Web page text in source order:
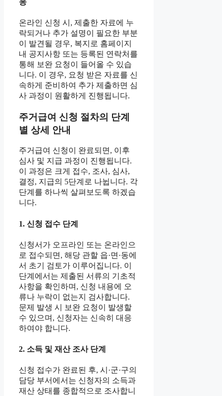
온라인 신청 시, 제출한 자료에 누
락되거나 추가 설명이 필요한 부분
이 발견될 경우, 복지로 홈페이지
내 공지사항 또는 등록된 연락처를
통해 보완 요청이 들어올 수 있습
니다. 이 경우, 요청 받은 자료를 신
속하게 준비하여 추가 제출하면 심
사 과정이 원활하게 진행됩니다.
주거급여 신청 절차의 단계
별 상세 안내
주거급여 신청이 완료되면, 이후
심사 및 지급 과정이 진행됩니다.
이 과정은 크게 접수, 조사, 심사,
결정, 지급의 5단계로 나뉩니다. 각
단계를 하나씩 살펴보도록 하겠습
니다.
1. 신청 접수 단계
신청서가 오프라인 또는 온라인으
로 접수되면, 해당 관할 읍·면·동에
서 초기 검토가 이루어집니다. 이
단계에서는 제출된 서류의 기초적
사항을 확인하며, 신청 내용에 오
류나 누락이 없는지 검사합니다.
문제 발생 시 보완 요청이 발생할
수 있으며, 신청자는 신속히 대응
하여야 합니다.
2. 소득 및 재산 조사 단계
신청 접수가 완료된 후, 시·군·구의
담당 부서에서는 신청자의 소득과
재산 상태를 종합적으로 조사합니